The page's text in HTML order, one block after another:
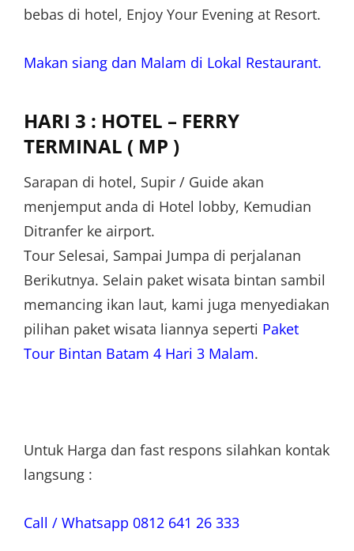
bebas di hotel, Enjoy Your Evening at Resort.
Makan siang dan Malam di Lokal Restaurant.
HARI 3 : HOTEL – FERRY
TERMINAL ( MP )
Sarapan di hotel, Supir / Guide akan
menjemput anda di Hotel lobby, Kemudian
Ditranfer ke airport.
Tour Selesai, Sampai Jumpa di perjalanan
Berikutnya. Selain paket wisata bintan sambil
memancing ikan laut, kami juga menyediakan
pilihan paket wisata liannya seperti Paket
Tour Bintan Batam 4 Hari 3 Malam.
Untuk Harga dan fast respons silahkan kontak
langsung :
Call / Whatsapp 0812 641 26 333